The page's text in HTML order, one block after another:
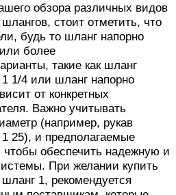
обзора различных видов
стоит отметить, что
будь то шланг напорно
более
такие как шланг
1/4 или шланг напорно
от конкретных
Важно учитывать
(например, рукав
25), и предполагаемые
чтобы обеспечить надежную и
При желании купить
1, рекомендуется